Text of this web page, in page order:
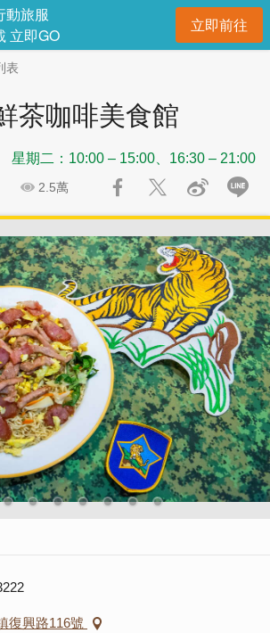
動旅服
立即GO
立即前往開
表
茶咖啡美食館
星期二：10:00 – 15:00、16:30 – 21:00
2.5萬
復興路116號